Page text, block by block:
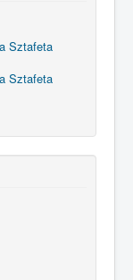
Sztafeta
Sztafeta